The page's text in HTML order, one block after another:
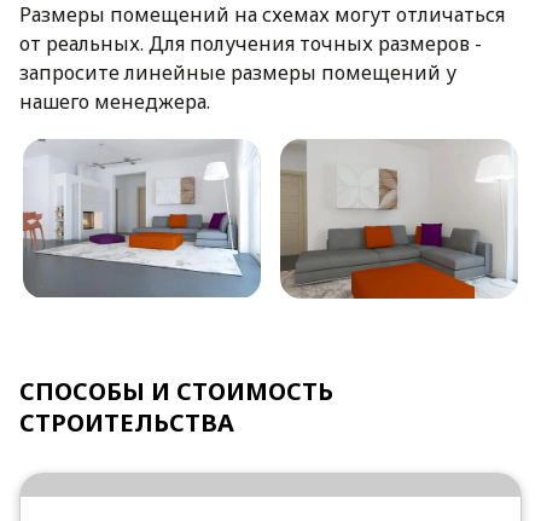
Размеры помещений на схемах могут отличаться
от реальных. Для получения точных размеров -
запросите линейные размеры помещений у
нашего менеджера.
СПОСОБЫ И СТОИМОСТЬ
СТРОИТЕЛЬСТВА